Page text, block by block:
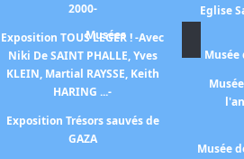
2000-
Exposition TOUS LEGER ! -Avec
Niki De SAINT PHALLE, Yves
KLEIN, Martial RAYSSE, Keith
HARING ...-
Exposition Trésors sauvés de
GAZA
Eglise
Musées
Musée
Musée